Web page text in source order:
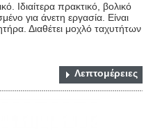
Ιδιαίτερα πρακτικό, βολικό
για άνετη εργασία. Είναι
Διαθέτει μοχλό ταχυτήτων
Λεπτομέρειες